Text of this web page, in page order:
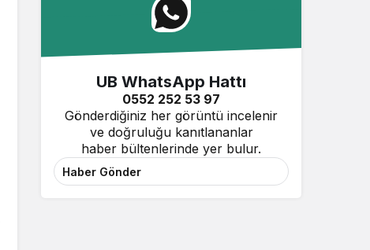
UB WhatsApp Hattı
0552 252 53 97
Gönderdiğiniz her görüntü incelenir
ve doğruluğu kanıtlananlar
haber bültenlerinde yer bulur.
Haber Gönder